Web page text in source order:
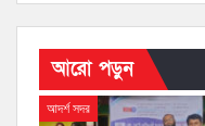
আরো পড়ুন
আদর্শ সদর